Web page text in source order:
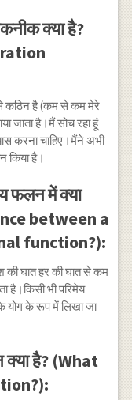
क्या है?
कठिन है (कम से कम मेरे
जाता है।मैं सोच रहा हूं
करना चाहिए।मैंने अभी
किया है।
फलन में क्या
between a
function?):
की घात हर की घात से कम
है।किसी भी परिमेय
के रूप में लिखा जा
है? (What